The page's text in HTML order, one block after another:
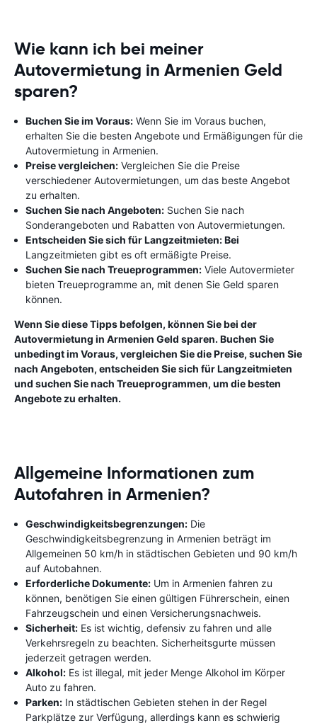
Wie kann ich bei meiner
Autovermietung in Armenien Geld
sparen?
Buchen Sie im Voraus: Wenn Sie im Voraus buchen,
erhalten Sie die besten Angebote und Ermäßigungen für die
Autovermietung in Armenien.
Preise vergleichen: Vergleichen Sie die Preise
verschiedener Autovermietungen, um das beste Angebot
zu erhalten.
Suchen Sie nach Angeboten: Suchen Sie nach
Sonderangeboten und Rabatten von Autovermietungen.
Entscheiden Sie sich für Langzeitmieten: Bei
Langzeitmieten gibt es oft ermäßigte Preise.
Suchen Sie nach Treueprogrammen: Viele Autovermieter
bieten Treueprogramme an, mit denen Sie Geld sparen
können.
Wenn Sie diese Tipps befolgen, können Sie bei der
Autovermietung in Armenien Geld sparen. Buchen Sie
unbedingt im Voraus, vergleichen Sie die Preise, suchen Sie
nach Angeboten, entscheiden Sie sich für Langzeitmieten
und suchen Sie nach Treueprogrammen, um die besten
Angebote zu erhalten.
Allgemeine Informationen zum
Autofahren in Armenien?
Geschwindigkeitsbegrenzungen: Die
Geschwindigkeitsbegrenzung in Armenien beträgt im
Allgemeinen 50 km/h in städtischen Gebieten und 90 km/h
auf Autobahnen.
Erforderliche Dokumente: Um in Armenien fahren zu
können, benötigen Sie einen gültigen Führerschein, einen
Fahrzeugschein und einen Versicherungsnachweis.
Sicherheit: Es ist wichtig, defensiv zu fahren und alle
Verkehrsregeln zu beachten. Sicherheitsgurte müssen
jederzeit getragen werden.
Alkohol: Es ist illegal, mit jeder Menge Alkohol im Körper
Auto zu fahren.
Parken: In städtischen Gebieten stehen in der Regel
Parkplätze zur Verfügung, allerdings kann es schwierig